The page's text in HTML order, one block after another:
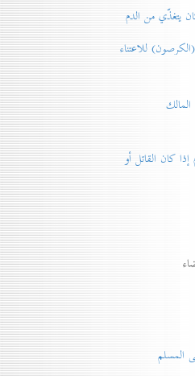
من الدم
للاعتناء
كان القاتل أو